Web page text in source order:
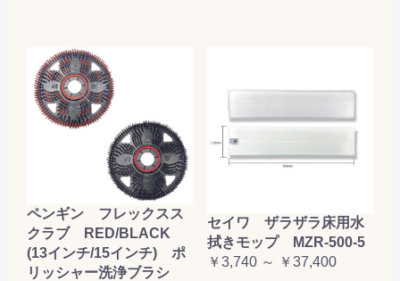
ペンギン フレックスス
クラブ RED/BLACK
(13インチ/15インチ) ポ
リッシャー洗浄ブラシ
セイワ ザラザラ床用水
拭きモップ MZR-500-5
￥3,740 ～ ￥37,400